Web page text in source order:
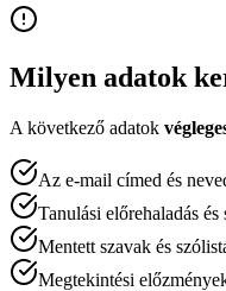
Milyen adatok
A következő adatok
Az e-mail címed és
Tanulási előrehaladás és
Mentett szavak és
Megtekintési